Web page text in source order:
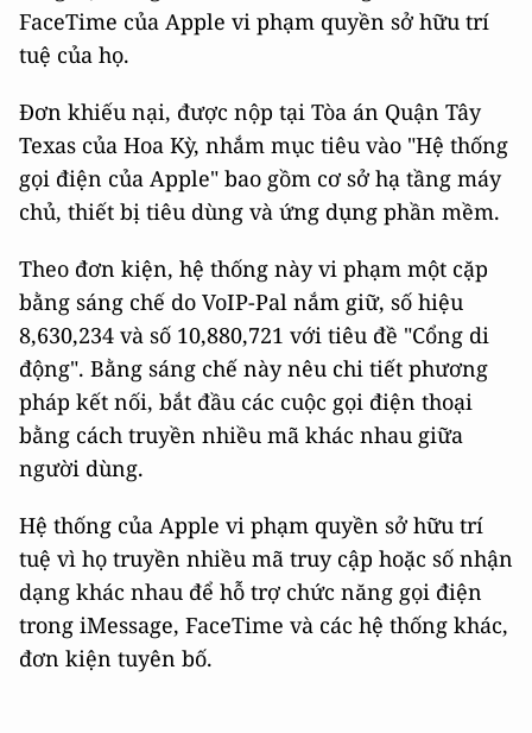
FaceTime của Apple vi phạm quyền sở hữu trí
tuệ của họ.
Đơn khiếu nại, được nộp tại Tòa án Quận Tây
Texas của Hoa Kỳ, nhắm mục tiêu vào "Hệ thống
gọi điện của Apple" bao gồm cơ sở hạ tầng máy
chủ, thiết bị tiêu dùng và ứng dụng phần mềm.
Theo đơn kiện, hệ thống này vi phạm một cặp
bằng sáng chế do VoIP-Pal nắm giữ, số hiệu
8,630,234 và số 10,880,721 với tiêu đề "Cổng di
động". Bằng sáng chế này nêu chi tiết phương
pháp kết nối, bắt đầu các cuộc gọi điện thoại
bằng cách truyền nhiều mã khác nhau giữa
người dùng.
Hệ thống của Apple vi phạm quyền sở hữu trí
tuệ vì họ truyền nhiều mã truy cập hoặc số nhận
dạng khác nhau để hỗ trợ chức năng gọi điện
trong iMessage, FaceTime và các hệ thống khác,
đơn kiện tuyên bố.